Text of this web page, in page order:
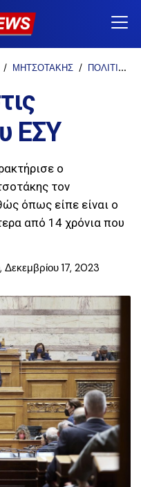
ΜΗΤΣΟΤΑΚΗΣ ΠΟΛΙΤΙΚΗ
ΕΣΥ
ο
τον
όπως είπε είναι ο
από 14 χρόνια που
Δεκεμβρίου 17, 2023